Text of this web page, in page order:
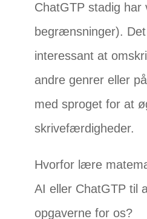
ChatGTP stadig har
begrænsninger).
interessant at
andre genrer eller
med sproget for at
skrivefærdigheder.
Hvorfor lære
AI eller ChatGTP til
opgaverne for os?